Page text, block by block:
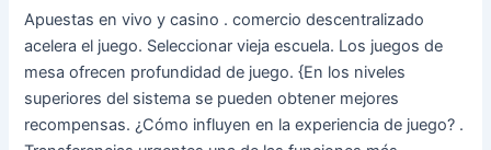
Apuestas en vivo y casino . comercio descentralizado
acelera el juego. Seleccionar vieja escuela. Los juegos de
mesa ofrecen profundidad de juego. {En los niveles
superiores del sistema se pueden obtener mejores
recompensas. ¿Cómo influyen en la experiencia de juego? .